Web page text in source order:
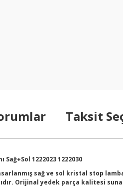
Taksit
1222023 1222030
sağ ve sol kristal stop
Orijinal yedek parça kalitesi